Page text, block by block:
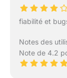
fiabilité et
Notes des
Note de 4.2